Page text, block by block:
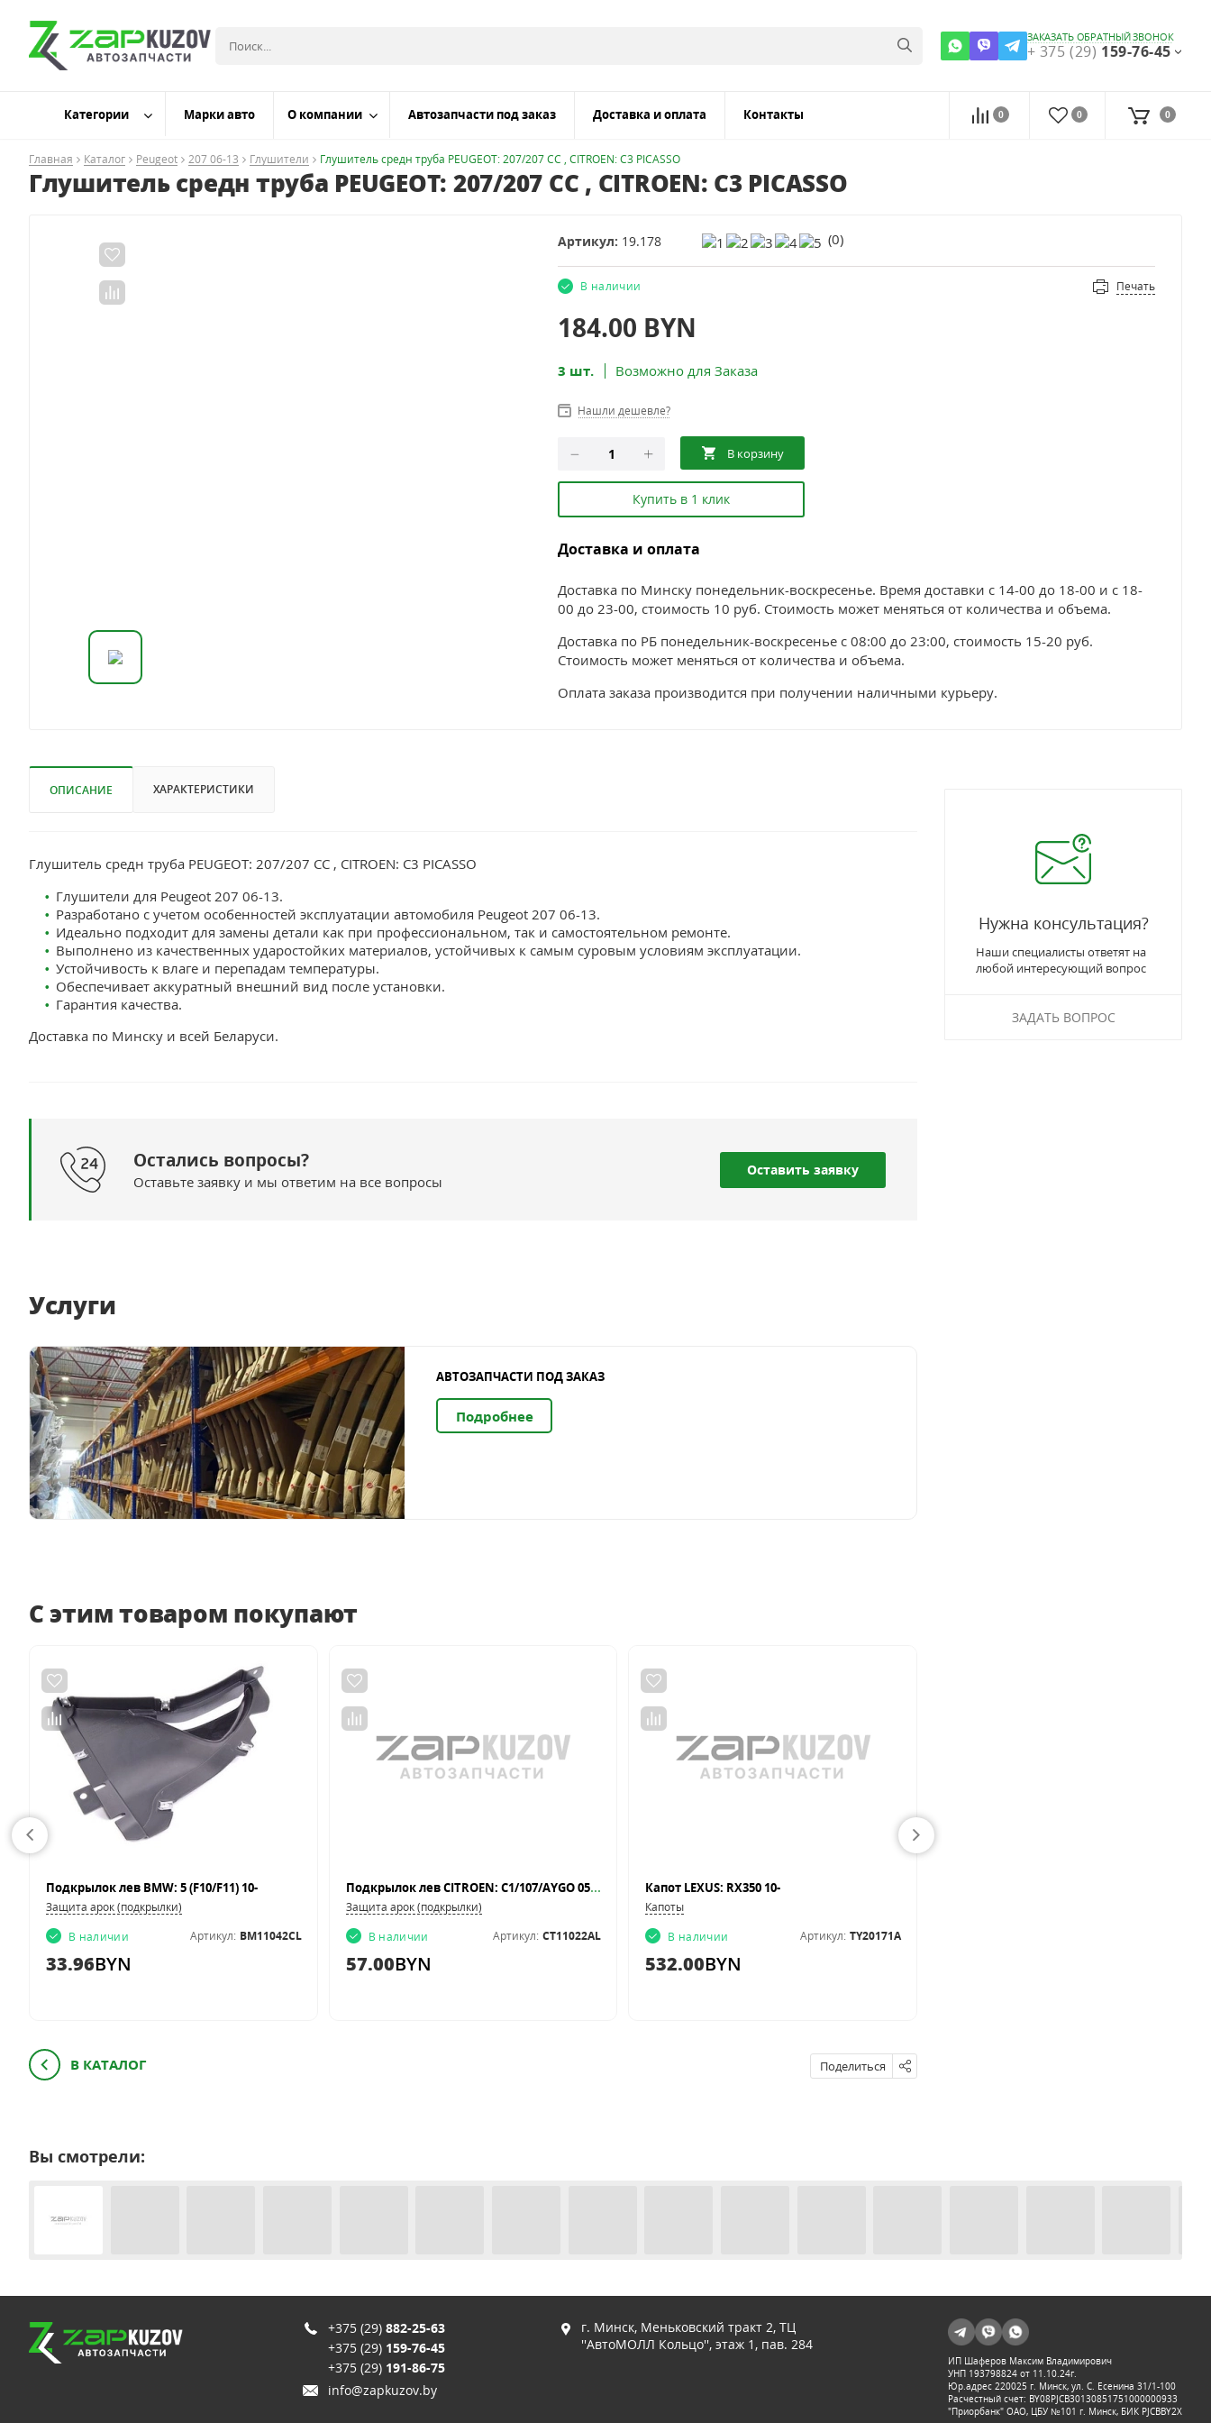
ЗАКАЗАТЬ ОБРАТНЫЙ ЗВОНОК
+ 375 (29) 159-76-45
Категории Марки авто О компании Автозапчасти под заказ Доставка и оплата Контакты 0 0 0
Главная Каталог Peugeot 207 06-13 Глушители Глушитель средн труба PEUGEOT: 207/207 CC , CITROEN: C3 PICASSO
Глушитель средн труба PEUGEOT: 207/207 CC , CITROEN: C3 PICASSO
Артикул: 19.178 (0)
Печать
В наличии
184.00 BYN
3 шт. Возможно для Заказа
Нашли дешевле?
Купить в 1 клик
Доставка и оплата
Доставка по Минску понедельник-воскресенье. Время доставки с 14-00 до 18-00 и с 18-
00 до 23-00, стоимость 10 руб. Стоимость может меняться от количества и объема.
Доставка по РБ понедельник-воскресенье с 08:00 до 23:00, стоимость 15-20 руб.
Стоимость может меняться от количества и объема.
Оплата заказа производится при получении наличными курьеру.
ОПИСАНИЕ ХАРАКТЕРИСТИКИ
Глушитель средн труба PEUGEOT: 207/207 CC , CITROEN: C3 PICASSO
Глушители для Peugeot 207 06-13.
Разработано с учетом особенностей эксплуатации автомобиля Peugeot 207 06-13.
Идеально подходит для замены детали как при профессиональном, так и самостоятельном ремонте.
Выполнено из качественных ударостойких материалов, устойчивых к самым суровым условиям эксплуатации.
Устойчивость к влаге и перепадам температуры.
Обеспечивает аккуратный внешний вид после установки.
Гарантия качества.
Доставка по Минску и всей Беларуси.
Остались вопросы?
Оставьте заявку и мы ответим на все вопросы
Оставить заявку
Услуги
АВТОЗАПЧАСТИ ПОД ЗАКАЗ
Подробнее
С этим товаром покупают
Подкрылок лев BMW: 5 (F10/F11) 10-
Защита арок (подкрылки)
В наличии
Артикул: BM11042CL
33.96BYN
Подкрылок лев CITROEN: C1/107/AYGO 05-08
Защита арок (подкрылки)
В наличии
Артикул: CT11022AL
57.00BYN
Капот LEXUS: RX350 10-
Капоты
В наличии
Артикул: TY20171A
532.00BYN
В КАТАЛОГ Поделиться
Нужна консультация?
Наши специалисты ответят на
любой интересующий вопрос
ЗАДАТЬ ВОПРОС
Вы смотрели:
+375 (29) 882-25-63
+375 (29) 159-76-45
+375 (29) 191-86-75
info@zapkuzov.by
г. Минск, Меньковский тракт 2, ТЦ
''АвтоМОЛЛ Кольцо'', этаж 1, пав. 284
ИП Шаферов Максим Владимирович
УНП 193798824 от 11.10.24г.
Юр.адрес 220025 г. Минск, ул. С. Есенина 31/1-100
Расчестный счет: BY08PJCB30130851751000000933
"Приорбанк" ОАО, ЦБУ №101 г. Минск, БИК PJCBBY2X